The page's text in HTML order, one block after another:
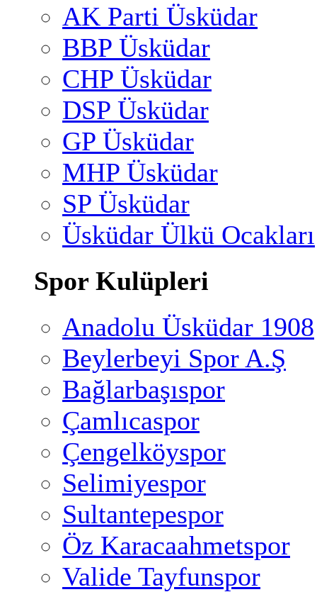
AK Parti Üsküdar
BBP Üsküdar
CHP Üsküdar
DSP Üsküdar
GP Üsküdar
MHP Üsküdar
SP Üsküdar
Üsküdar Ülkü Ocakları
Spor Kulüpleri
Anadolu Üsküdar 1908
Beylerbeyi Spor A.Ş
Bağlarbaşıspor
Çamlıcaspor
Çengelköyspor
Selimiyespor
Sultantepespor
Öz Karacaahmetspor
Valide Tayfunspor